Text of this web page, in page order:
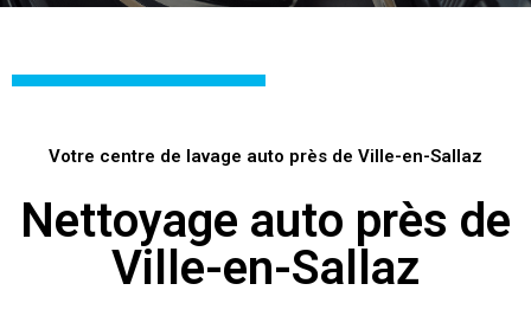
Votre centre de lavage auto près de Ville-en-Sallaz
Nettoyage auto près de
Ville-en-Sallaz